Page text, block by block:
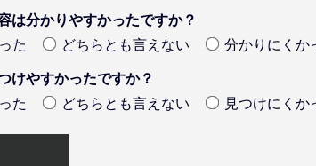
は分かりやすかったですか？
た
どちらとも言えない 分かりにくか
けやすかったですか？
た
どちらとも言えない 見つけにくか